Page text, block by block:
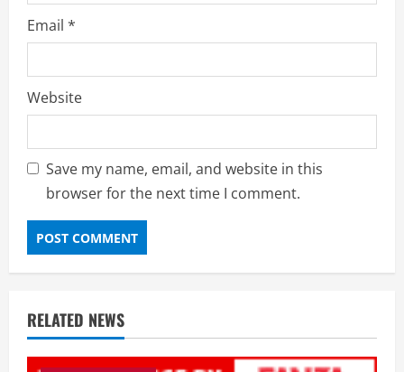
Email *
Website
Save my name, email, and website in this
browser for the next time I comment.
RELATED NEWS